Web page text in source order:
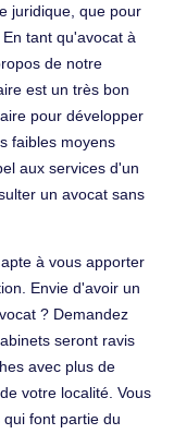
juridique, que pour
tant qu'avocat à
de notre
est un très bon
pour développer
faibles moyens
aux services d'un
un avocat sans
à vous apporter
Envie d'avoir un
? Demandez
seront ravis
avec plus de
votre localité. Vous
font partie du